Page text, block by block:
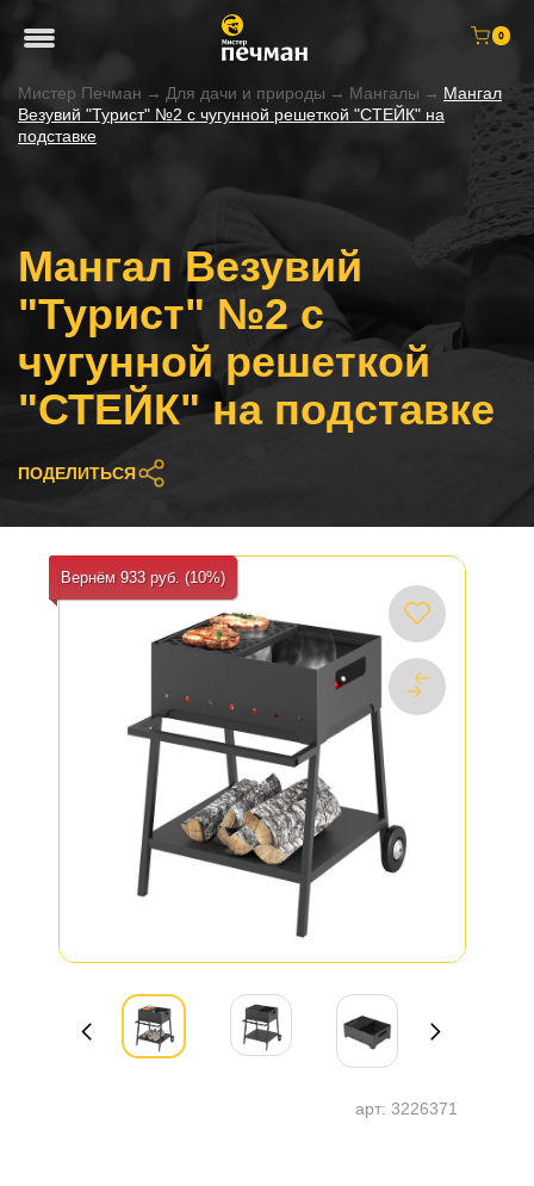
0
Мистер Печман → Для дачи и природы → Мангалы → Мангал
Везувий "Турист" №2 с чугунной решеткой "СТЕЙК" на
подставке
Мангал Везувий
"Турист" №2 с
чугунной решеткой
"СТЕЙК" на подставке
ПОДЕЛИТЬСЯ
Вернём 933 руб. (10%)
арт: 3226371